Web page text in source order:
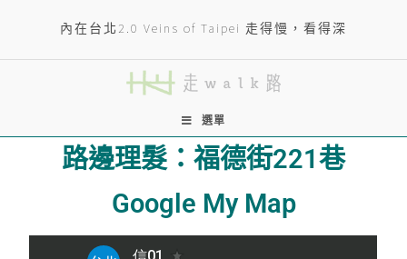
內在台北2.0 Veins of Taipei 走得慢，看得深
選單
路邊理髮：福德街221巷
Google My Map